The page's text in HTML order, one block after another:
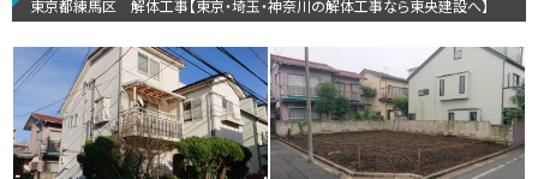
東京都練馬区 解体工事【東京・埼玉・神奈川の解体工事なら東央建設へ】